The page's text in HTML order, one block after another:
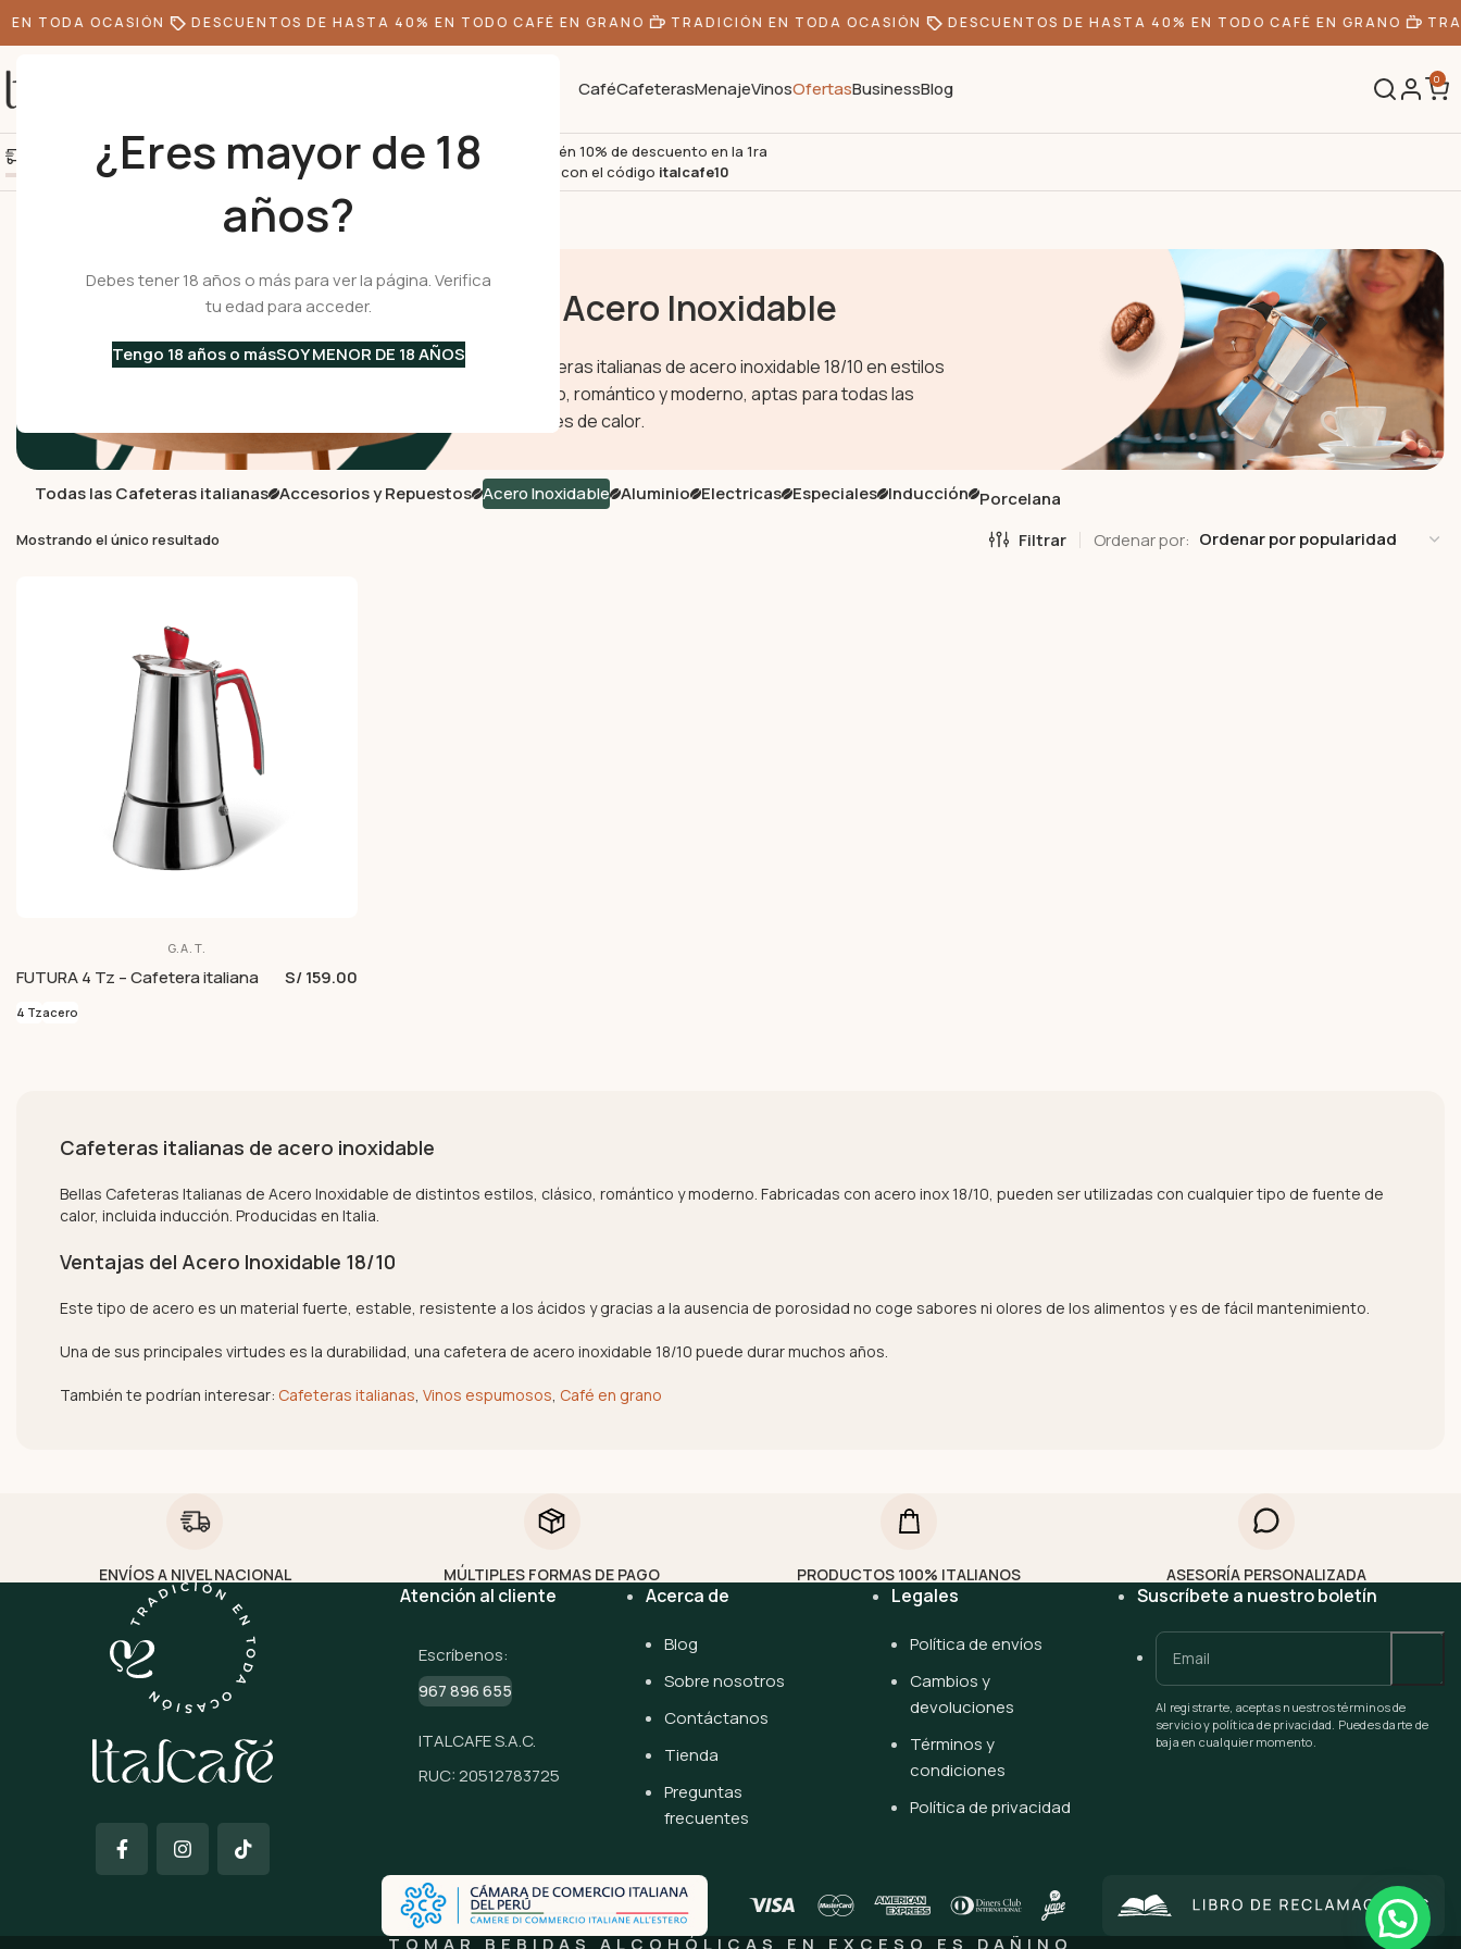
¿Eres mayor de 18
años?
Debes tener 18 años o más para ver la página. Verifica
tu edad para acceder.
Tengo 18 años o másSOY MENOR DE 18 AÑOS
TODA OCASIÓN DESCUENTOS DE HASTA 40% EN TODO CAFÉ EN GRANO TRADICIÓN EN TODA OCASIÓN DESCUENTOS DE HASTA 40% EN TODO CAFÉ EN GRANO
CaféCafeterasMenajeVinosOfertasBusinessBlog 0
Agrega S/300.00 más y obtén envío gratis +10k de clientes felices
Obtén 10% de descuento en la 1ra
compra con el código italcafe10
Acero Inoxidable
Cafeteras italianas de acero inoxidable 18/10 en estilos
clásico, romántico y moderno, aptas para todas las
fuentes de calor.
Todas las Cafeteras italianas Accesorios y Repuestos Acero Inoxidable Aluminio Electricas Especiales Inducción Porcelana
Mostrando el único resultado Filtrar
G.A.T.
FUTURA 4 Tz – Cafetera italiana S/ 159.00
4 Tzacero
Cafeteras italianas de acero inoxidable
Bellas Cafeteras Italianas de Acero Inoxidable de distintos estilos, clásico, romántico y moderno. Fabricadas con acero inox 18/10, pueden ser utilizadas con cualquier tipo de fuente de
calor, incluida inducción. Producidas en Italia.
Ventajas del Acero Inoxidable 18/10
Este tipo de acero es un material fuerte, estable, resistente a los ácidos y gracias a la ausencia de porosidad no coge sabores ni olores de los alimentos y es de fácil mantenimiento.
Una de sus principales virtudes es la durabilidad, una cafetera de acero inoxidable 18/10 puede durar muchos años.
También te podrían interesar: Cafeteras italianas Vinos espumosos Café en grano
ENVÍOS A NIVEL NACIONAL MÚLTIPLES FORMAS DE PAGO PRODUCTOS 100% ITALIANOS ASESORÍA PERSONALIZADA
Atención al cliente
Escríbenos:
967 896 655
ITALCAFE S.A.C.
RUC: 20512783725
Acerca de
Blog
Sobre nosotros
Contáctanos
Tienda
Preguntas
frecuentes
Legales
Política de envíos
Cambios y
devoluciones
Términos y
condiciones
Política de privacidad
Suscríbete a nuestro boletín
Al registrarte, aceptas nuestros términos de
servicio y política de privacidad. Puedes darte de
baja en cualquier momento.
TOMAR BEBIDAS ALCOHÓLICAS EN EXCESO ES DAÑINO